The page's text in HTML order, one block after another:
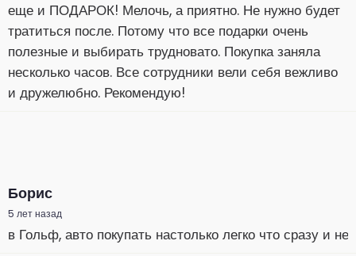
еще и ПОДАРОК! Мелочь, а приятно. Не нужно будет
тратиться после. Потому что все подарки очень
полезные и выбирать трудновато. Покупка заняла
несколько часов. Все сотрудники вели себя вежливо
и дружелюбно. Рекомендую!
Борис
5 лет назад
в Гольф, авто покупать настолько легко что сразу